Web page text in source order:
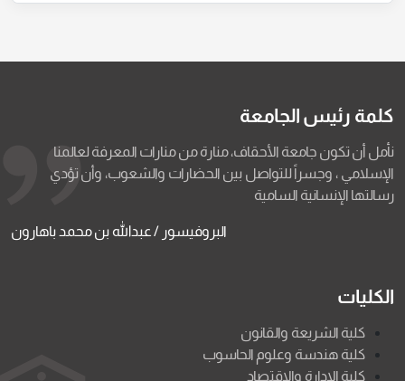
كلمة رئيس الجامعة
نأمل أن تكون جامعة الأحقاف، منارة من منارات المعرفة لعالمنا
الإسلامي ، وجسراً للتواصل بين الحضارات والشعوب، وأن تؤدي
رسالتها الإنسانية السامية
البروفيسور / عبدالله بن محمد باهارون
الكليات
كلية الشريعة والقانون
كلية هندسة وعلوم الحاسوب
كلية الإدارة والاقتصاد